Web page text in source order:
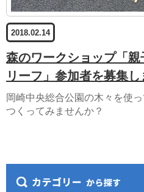
2018.02.14
森のワークショップ「
リーフ」参加者を募集し
岡崎中央総合公園の木々を使
つくってみませんか？